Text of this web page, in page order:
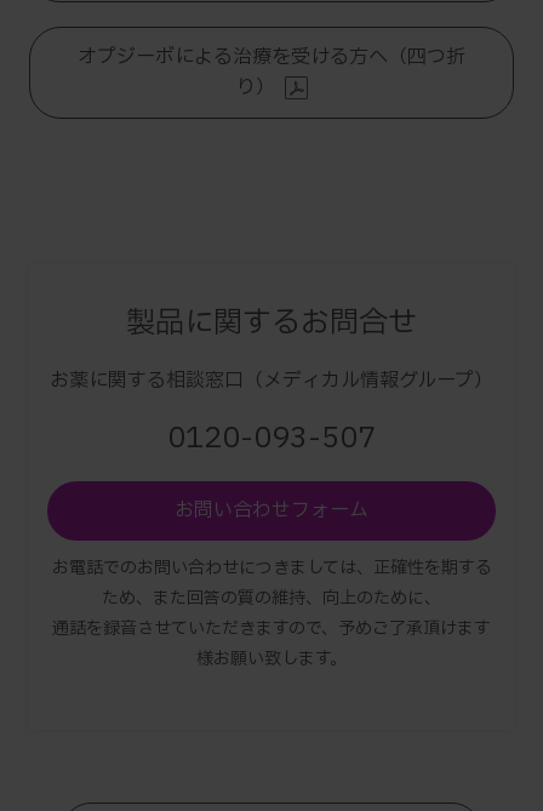
オプジーボによる治療を受ける方へ（四つ折
り）
製品に関するお問合せ
お薬に関する相談窓口（メディカル情報グループ）
0120-093-507
お問い合わせフォーム
お電話でのお問い合わせにつきましては、正確性を期する
ため、また回答の質の維持、向上のために、
通話を録音させていただきますので、予めご了承頂けます
様お願い致します。